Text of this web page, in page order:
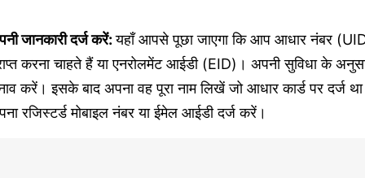
जानकारी दर्ज करें:यहाँ आपसे पूछा जाएगा कि आप आधार नंबर
करना चाहते हैं या एनरोलमेंट आईडी (EID)। अपनी सुविधा के
करें। इसके बाद अपना वह पूरा नाम लिखें जो आधार कार्ड पर दर्ज
रजिस्टर्ड मोबाइल नंबर या ईमेल आईडी दर्ज करें।